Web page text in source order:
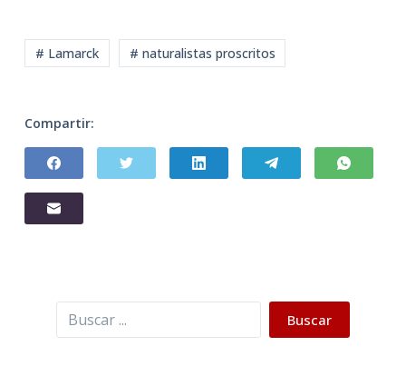
# Lamarck # naturalistas proscritos
Compartir:
Buscar Buscar